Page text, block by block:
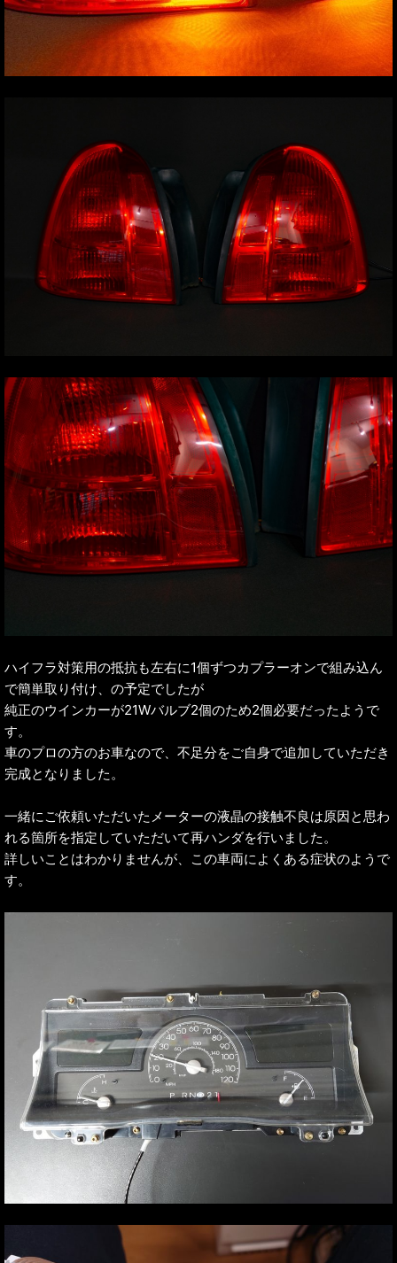
ハイフラ対策用の抵抗も左右に1個ずつカプラーオンで組み込ん
で簡単取り付け、の予定でしたが
純正のウインカーが21Wバルブ2個のため2個必要だったようで
す。
車のプロの方のお車なので、不足分をご自身で追加していただき
完成となりました。
一緒にご依頼いただいたメーターの液晶の接触不良は原因と思わ
れる箇所を指定していただいて再ハンダを行いました。
詳しいことはわかりませんが、この車両によくある症状のようで
す。